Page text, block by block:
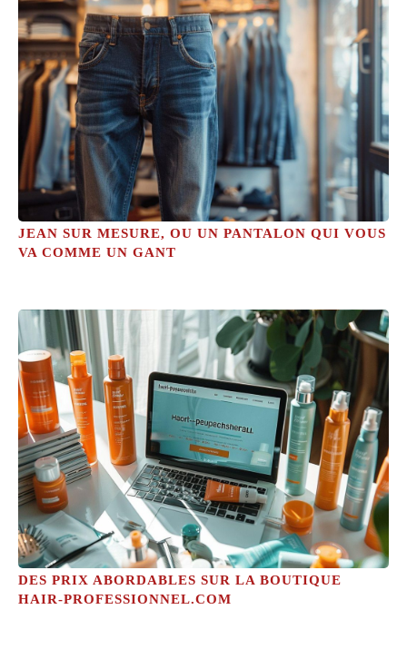
JEAN SUR MESURE, OU UN PANTALON QUI VOUS
VA COMME UN GANT
DES PRIX ABORDABLES SUR LA BOUTIQUE
HAIR-PROFESSIONNEL.COM